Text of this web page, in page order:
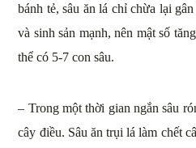
bánh tẻ, sâu ăn lá chỉ chừa lại
và sinh sản mạnh, nên mật số
thể có 5-7 con sâu.
– Trong một thời gian ngắn sâu
cây điều. Sâu ăn trụi lá làm chết